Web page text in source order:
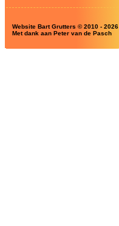
Website Bart Grutters © 2010 - 2026
Met dank aan Peter van de Pasch